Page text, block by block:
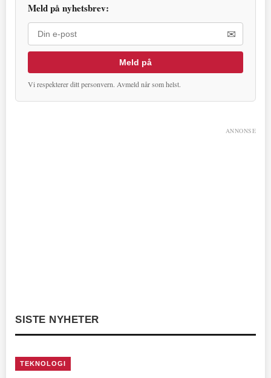
Meld på nyhetsbrev:
✉
Meld på
Vi respekterer ditt personvern. Avmeld når som helst.
ANNONSE
SISTE NYHETER
TEKNOLOGI